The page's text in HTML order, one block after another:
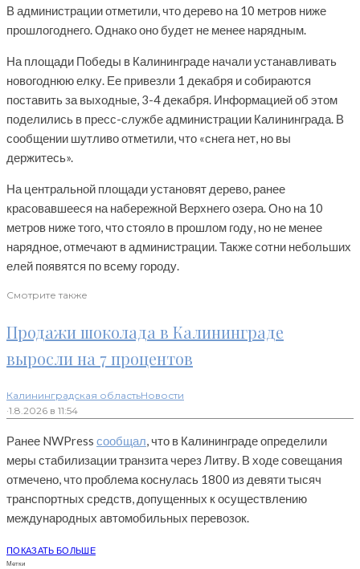
В администрации отметили, что дерево на 10 метров ниже
прошлогоднего. Однако оно будет не менее нарядным.
На площади Победы в Калининграде начали устанавливать
новогоднюю елку. Ее привезли 1 декабря и собираются
поставить за выходные, 3-4 декабря. Информацией об этом
поделились в пресс-службе администрации Калининграда. В
сообщении шутливо отметили, что «снега нет, но вы
держитесь».
На центральной площади установят дерево, ранее
красовавшееся на набережной Верхнего озера. Оно на 10
метров ниже того, что стояло в прошлом году, но не менее
нарядное, отмечают в администрации. Также сотни небольших
елей появятся по всему городу.
Смотрите также
Продажи шоколада в Калининграде
выросли на 7 процентов
Калининградская областьНовости
·1.8.2026 в 11:54
Ранее NWPress сообщал, что в Калининграде определили
меры стабилизации транзита через Литву. В ходе совещания
отмечено, что проблема коснулась 1800 из девяти тысяч
транспортных средств, допущенных к осуществлению
международных автомобильных перевозок.
ПОКАЗАТЬ БОЛЬШЕ
Метки